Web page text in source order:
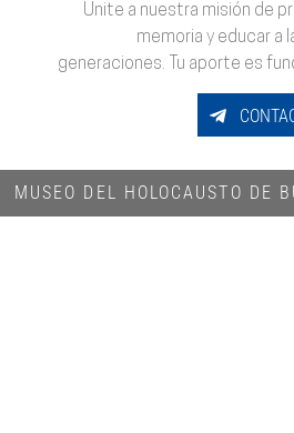
Unite a nuestra misión de
memoria y educar a
generaciones. Tu aporte es
MUSEO DEL HOLOCAUSTO DE